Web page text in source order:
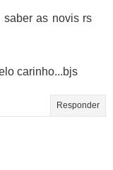
saber as novis rs
carinho...bjs
Responder